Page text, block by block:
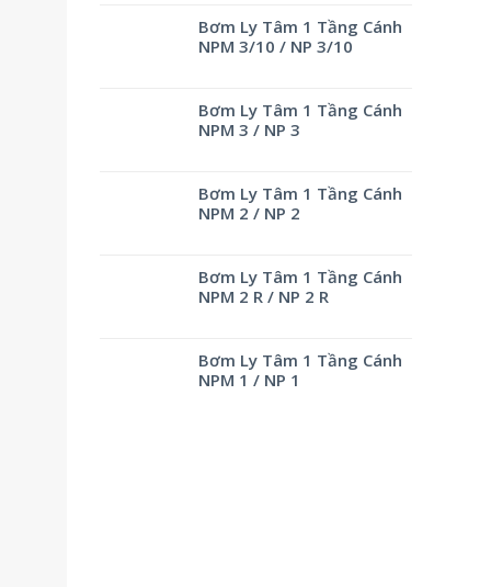
Bơm Ly Tâm 1 Tầng Cánh
NPM 3/10 / NP 3/10
Bơm Ly Tâm 1 Tầng Cánh
NPM 3 / NP 3
Bơm Ly Tâm 1 Tầng Cánh
NPM 2 / NP 2
Bơm Ly Tâm 1 Tầng Cánh
NPM 2 R / NP 2 R
Bơm Ly Tâm 1 Tầng Cánh
NPM 1 / NP 1